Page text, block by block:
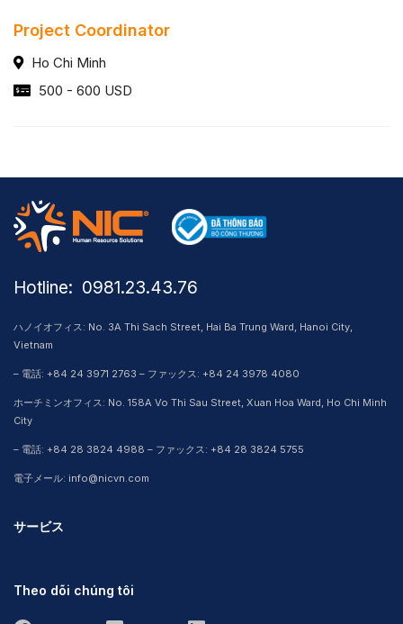
Project Coordinator
Ho Chi Minh
500 - 600 USD
Hotline: ​ 0981.23.43.76
ハノイオフィス: No. 3A Thi Sach Street, Hai Ba Trung Ward, Hanoi City,
Vietnam
– 電話: +84 24 3971 2763 – ファックス: +84 24 3978 4080
ホーチミンオフィス: No. 158A Vo Thi Sau Street, Xuan Hoa Ward, Ho Chi Minh
City
– 電話: +84 28 3824 4988 – ファックス: +84 28 3824 5755
電子メール: info@nicvn.com
サービス
Theo dõi chúng tôi